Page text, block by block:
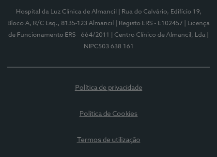
Hospital da Luz Clínica de Almancil
| Rua do Calvário, Edifício 19,
Bloco A, R/C Esq., 8135-123 Almancil
| Registo ERS - E102457
| Licença
de Funcionamento ERS - 664/2011
| Centro Clínico de Almancil, Lda
NIPC503 638 161
Política de privacidade
Política de Cookies
Termos de utilização